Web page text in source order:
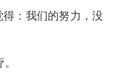
：我们的努力，没